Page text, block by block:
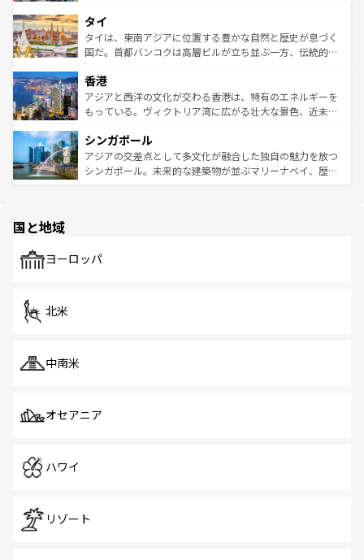
リティに包まれながら、韓国の多彩な魅力を心ゆくまで味
わってみてほしい。 なお、新着の韓国情報はコンテンツ一
覧を参照してほしい。
急速な発展と共に伝統が息づく。ハノイの古い町並みやホ
ーチミン市のフランス統治時代の建物も、独特の雰囲気を
醸し出している。また、バラエティの豊かさとおいしさで
とつ。フォーやバインミー、ベトナムコーヒーなどは、ぜ
ひ現地で味わいたい。どの地域を訪れてもあたたかい人々
が旅行者を迎えてくれるので、きっと忘れられない旅にな
参照してほしい。
タイ
タイは、東南アジアに位置する豊かな自然と歴史が息づく
国だ。首都バンコクは高層ビルが立ち並ぶ一方、伝統的な
の活気が交差している。北部ではチェンマイなどの山岳地
帯で自然と触れ合い、南部ではプーケットやクラビの美し
いビーチでリゾート気分を楽しむことができる。タイ料理
激する。気候は一年中温暖で、どの季節にも異なる楽しみ
が待っている。親しみやすいタイの人々、仏教を中心とし
た文化、そして多様な観光資源が、訪れる旅人を魅了し続
香港
アジアと西洋の文化が交わる香港は、特有のエネルギーを
もっている。ヴィクトリア湾に広がる壮大な景色、近未来
み、どこを訪れても感動するはず。観光スポットが密集し
ており、効率よく見どころを回れるのも魅力。息をのむよ
うな絶景から文化的な体験まで、香港を存分に楽しみ尽く
シンガポール
アジアの交差点として多文化が融合した独自の魅力を放つ
シンガポール。未来的な建築物が並ぶマリーナベイ、歴史
で、ホーカーズは地元の風情を楽しめる外せないスポット
国と地域
ヨーロッパ
北米
中南米
オセアニア
ハワイ
リゾート